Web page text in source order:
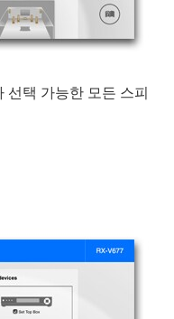
선택 가능한 모든 스피